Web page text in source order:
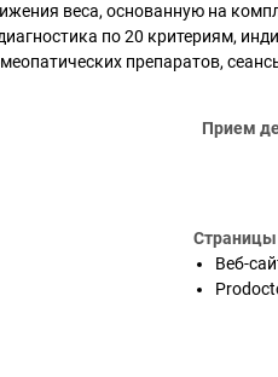
веса, основанную на
по 20 критериям,
препаратов,
Прием
Страницы
Веб-